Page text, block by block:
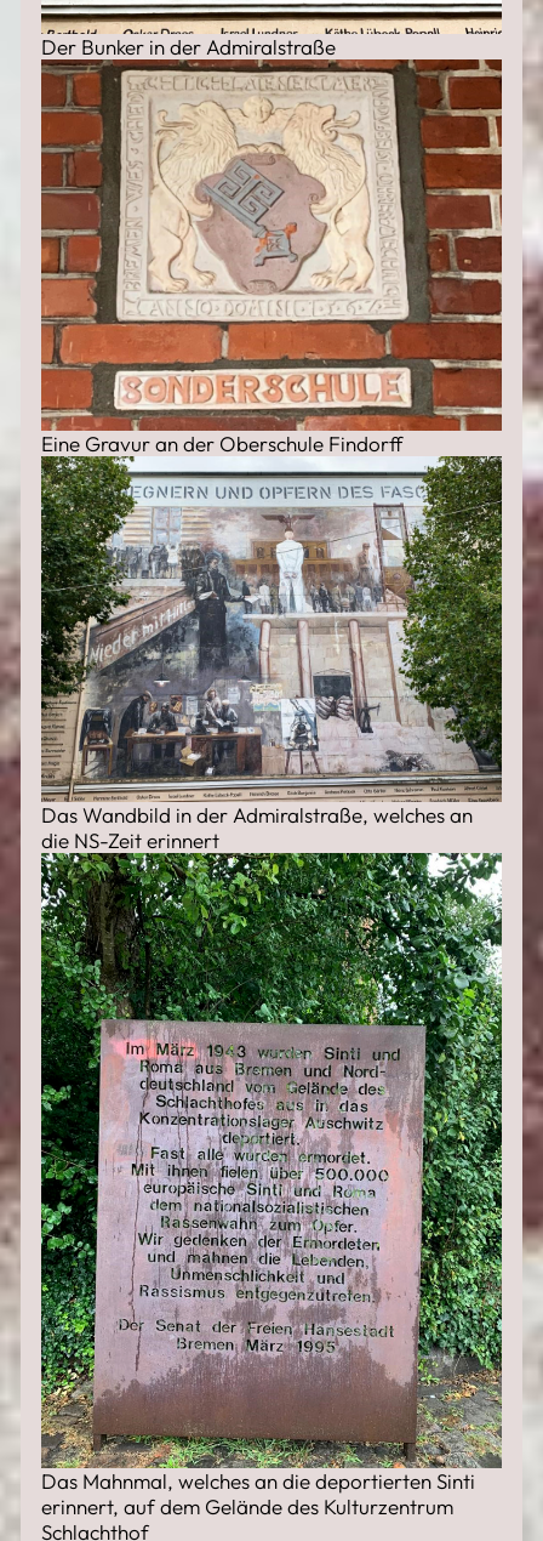
Der Bunker in der Admiralstraße
Eine Gravur an der Oberschule Findorff
Das Wandbild in der Admiralstraße, welches an
die NS-Zeit erinnert
Das Mahnmal, welches an die deportierten Sinti
erinnert, auf dem Gelände des Kulturzentrum
Schlachthof